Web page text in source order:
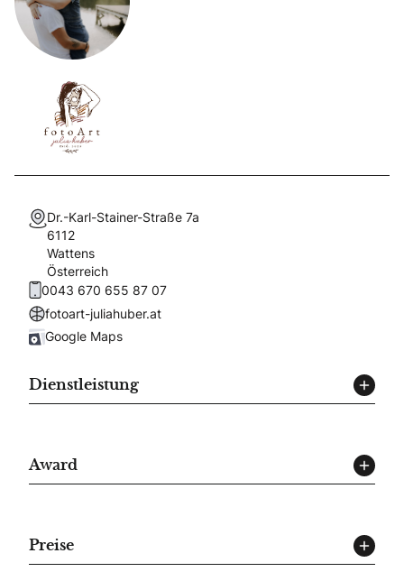
Dr.-Karl-Stainer-Straße 7a
6112
Wattens
Österreich
0043 670 655 87 07
fotoart-juliahuber.at
Google Maps
Dienstleistung
Award
Preise